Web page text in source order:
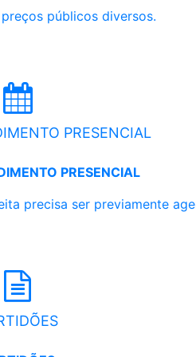
públicos diversos.
PRESENCIAL
PRESENCIAL
precisa ser previamente